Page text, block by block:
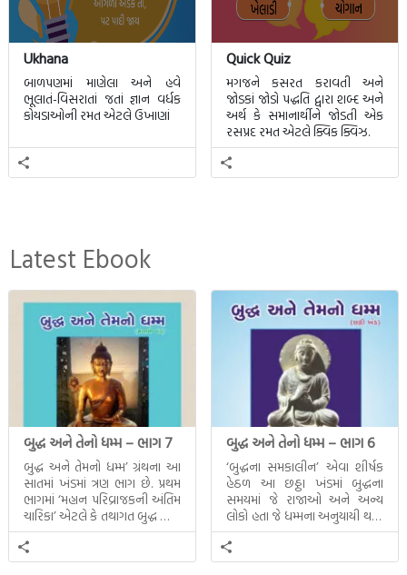
Ukhana
બાળપણમાં માણેલા અને હવે
ભૂલાતં-વિસરાતાં જતાં જ્ઞાન વર્ધક
કોયડાઓની રમત એટલે ઉખાણાં
Quick Quiz
મગજને કસરત કરાવતી અને
જોડકાં જોડો પદ્ધતિ દ્વારા શબ્દ અને
અર્થ કે સમાનાર્થીને જોડતી એક
રસપ્રદ રમત એટલે ક્વિક ક્વિઝ.
Latest Ebook
બુદ્ધ અને તેનો ધમ્મ – ભાગ 7
બુદ્ધ અને તેમનો ધમ્મ’ ગ્રંથના આ
સાતમાં ખંડમાં ત્રણ ભાગ છે. પ્રથમ
ભાગમાં ‘મહાન પરિવ્રાજકની અંતિમ
ચારિકા’ એટલે કે તથાગત બુદ્ધ સાથે
સતત પરિભ્રમણ કરતા સહચારીઓ
સાથે ફરી એકવારની
મુલાકાત, બીજા ભાગમાં તથાગતે
બુદ્ધ અને તેનો ધમ્મ – ભાગ 6
‘બુદ્ધના સમકાલીન’ એવા શીર્ષક
હેઠળ આ છઠ્ઠા ખંડમાં બુદ્ધના
સમયમાં જે રાજાઓ અને અન્ય
લોકો હતા જે ધમ્મના અનુયાયી થયા.
તેમનો અને બુદ્ધ વચ્ચે થયેલો
સત્સંગ વીશે જાણકારી મળે છે.